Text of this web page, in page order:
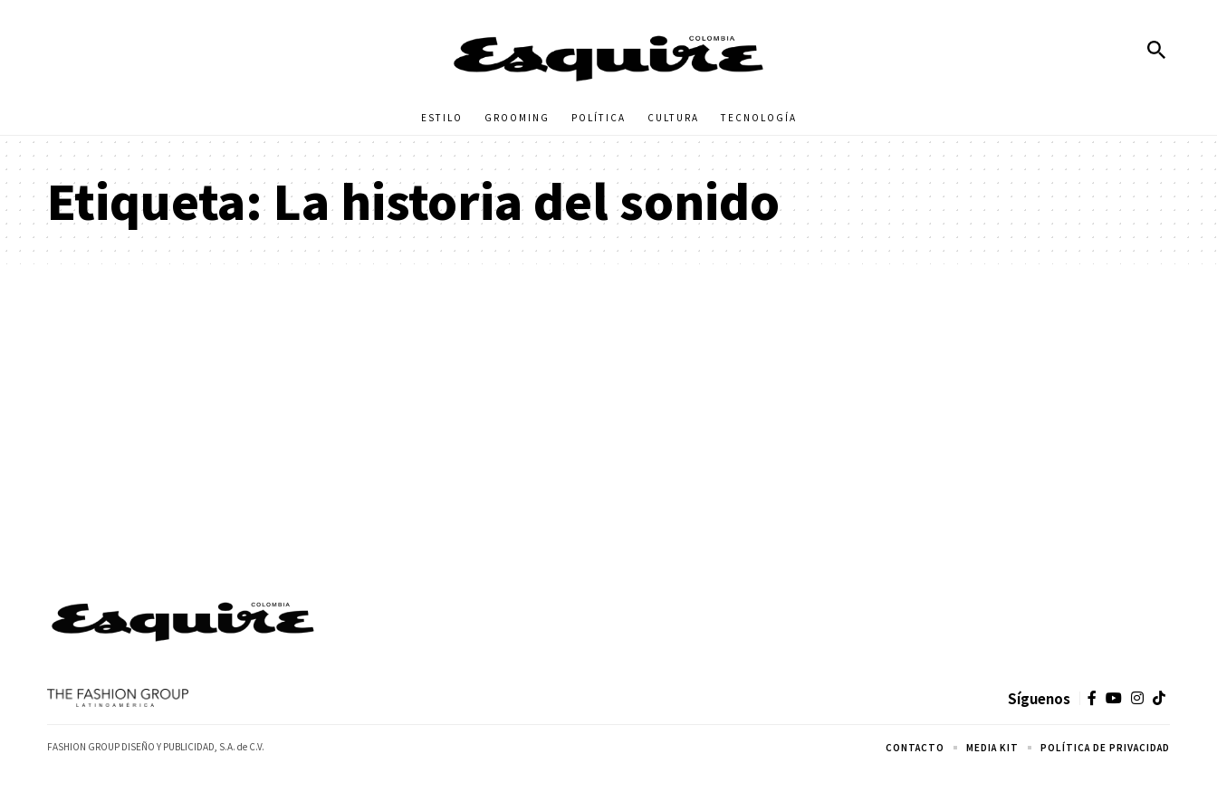
ESTILO GROOMING POLÍTICA CULTURA TECNOLOGÍA
Etiqueta:La historia del sonido
Síguenos
FASHION GROUP DISEÑO Y PUBLICIDAD, S.A. de C.V. CONTACTO MEDIA KIT POLÍTICA DE PRIVACIDAD